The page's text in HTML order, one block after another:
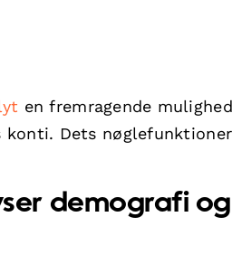
en fremragende
Dets
demografi